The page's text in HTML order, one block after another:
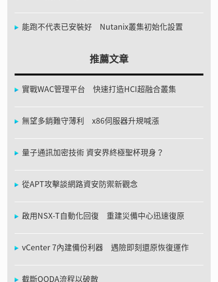
能跑不代表已安裝好 Nutanix叢集初始化設置
推薦文章
實戰WAC管理平台 快速打造HCI超融合叢集
無望多銷難守薄利 x86伺服器升規喊漲
量子通訊加密技術 資安界終極聖杯現身？
從APT攻擊談網路資安防禦新觀念
啟用NSX-T自動化回復 重建災備中心迅速復原
vCenter 7內建備份利器 遇險即刻還原恢復運作
截斷OODA流程以破敵